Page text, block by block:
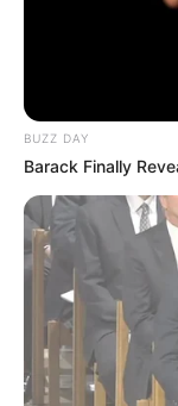
BUZZ DAY
Barack Finally